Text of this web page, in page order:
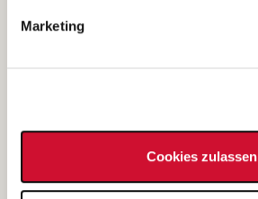
Marketing
Cookies zulassen
Bewerbung als Altenpflegehelfer*in
Bewerbung als Erzieher*in